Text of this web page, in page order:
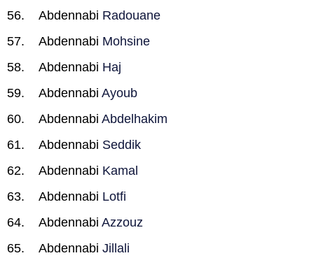
Abdennabi Radouane
Abdennabi Mohsine
Abdennabi Haj
Abdennabi Ayoub
Abdennabi Abdelhakim
Abdennabi Seddik
Abdennabi Kamal
Abdennabi Lotfi
Abdennabi Azzouz
Abdennabi Jillali